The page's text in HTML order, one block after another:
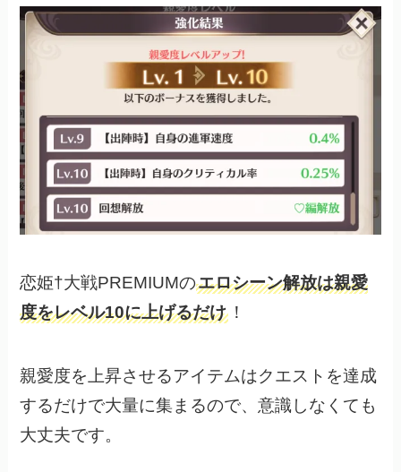
恋姫†大戦PREMIUMのエロシーン解放は親愛
度をレベル10に上げるだけ ！
親愛度を上昇させるアイテムはクエストを達成
するだけで大量に集まるので、意識しなくても
大丈夫です。